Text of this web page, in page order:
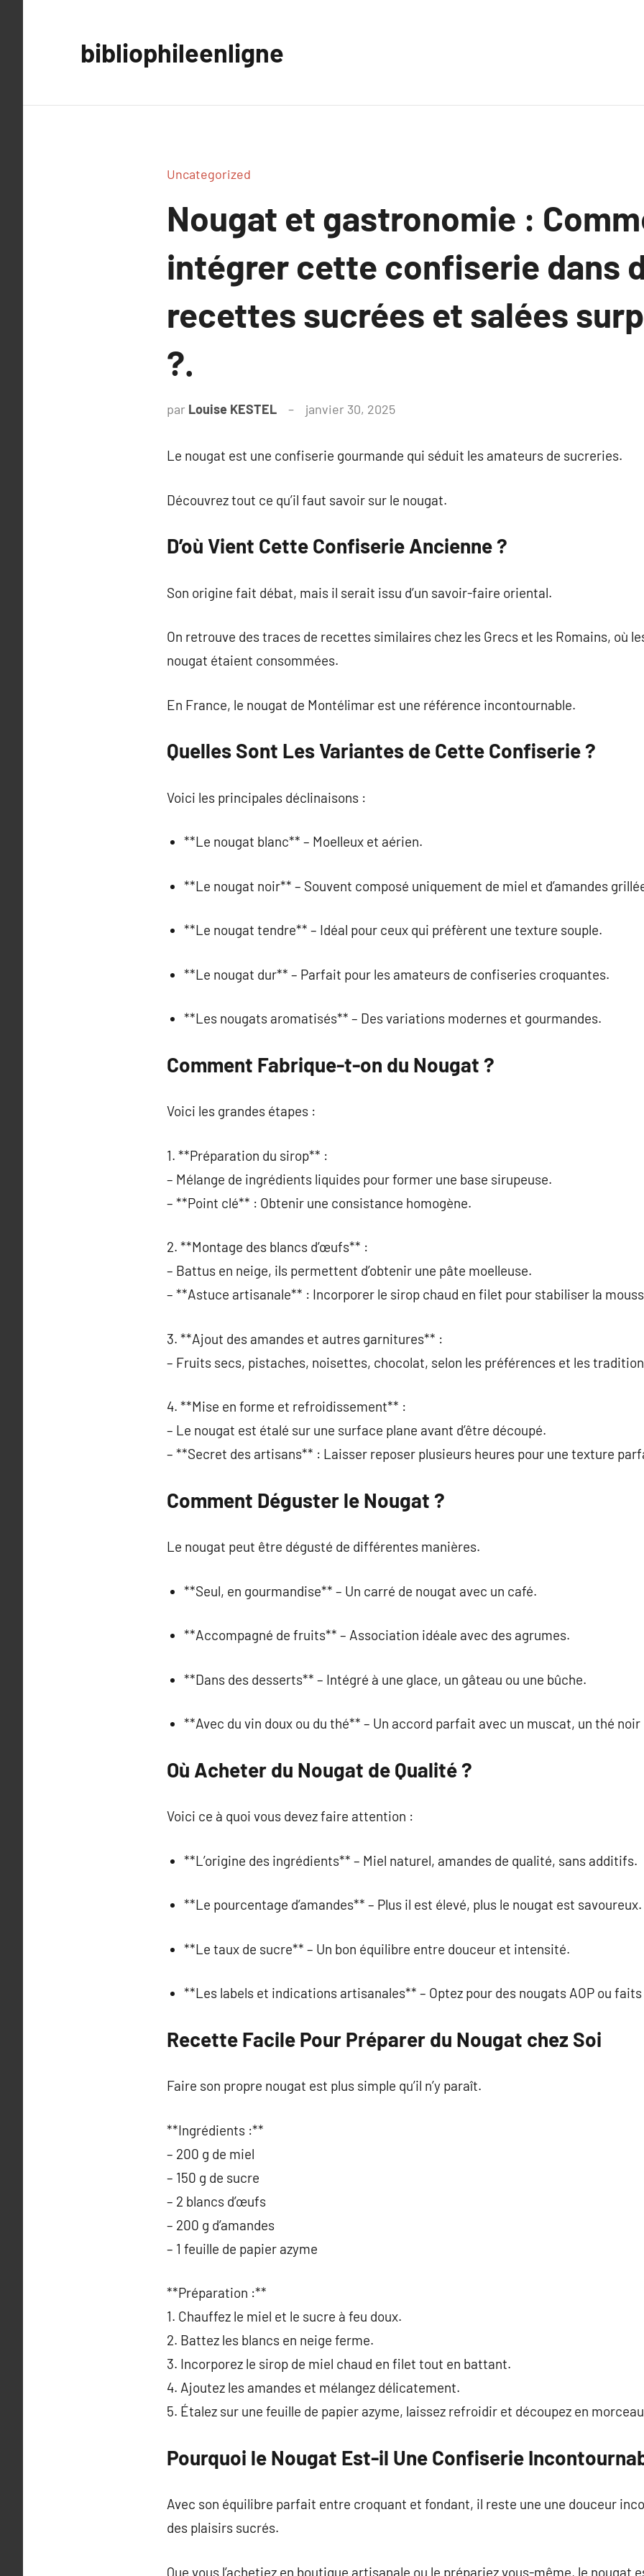
bibliophileenligne
Uncategorized
Nougat et gastronomie :
intégrer cette confiserie dans
recettes sucrées et salées
?.
par Louise KESTEL janvier 30, 2025
Le nougat est une confiserie gourmande qui séduit les amateurs de sucreries.
Découvrez tout ce qu’il faut savoir sur le nougat.
D’où Vient Cette Confiserie Ancienne ?
Son origine fait débat, mais il serait issu d’un savoir-faire oriental.
On retrouve des traces de recettes similaires chez les Grecs et les Romains, où
nougat étaient consommées.
En France, le nougat de Montélimar est une référence incontournable.
Quelles Sont Les Variantes de Cette Confiserie ?
Voici les principales déclinaisons :
**Le nougat blanc** – Moelleux et aérien.
**Le nougat noir** – Souvent composé uniquement de miel et d’amandes
**Le nougat tendre** – Idéal pour ceux qui préfèrent une texture souple.
**Le nougat dur** – Parfait pour les amateurs de confiseries croquantes.
**Les nougats aromatisés** – Des variations modernes et gourmandes.
Comment Fabrique-t-on du Nougat ?
Voici les grandes étapes :
1. **Préparation du sirop** :
– Mélange de ingrédients liquides pour former une base sirupeuse.
– **Point clé** : Obtenir une consistance homogène.
2. **Montage des blancs d’œufs** :
– Battus en neige, ils permettent d’obtenir une pâte moelleuse.
– **Astuce artisanale** : Incorporer le sirop chaud en filet pour stabiliser la
3. **Ajout des amandes et autres garnitures** :
– Fruits secs, pistaches, noisettes, chocolat, selon les préférences et les
4. **Mise en forme et refroidissement** :
– Le nougat est étalé sur une surface plane avant d’être découpé.
– **Secret des artisans** : Laisser reposer plusieurs heures pour une texture
Comment Déguster le Nougat ?
Le nougat peut être dégusté de différentes manières.
**Seul, en gourmandise** – Un carré de nougat avec un café.
**Accompagné de fruits** – Association idéale avec des agrumes.
**Dans des desserts** – Intégré à une glace, un gâteau ou une bûche.
**Avec du vin doux ou du thé** – Un accord parfait avec un muscat, un thé
Où Acheter du Nougat de Qualité ?
Voici ce à quoi vous devez faire attention :
**L’origine des ingrédients** – Miel naturel, amandes de qualité, sans additifs.
**Le pourcentage d’amandes** – Plus il est élevé, plus le nougat est savoureux.
**Le taux de sucre** – Un bon équilibre entre douceur et intensité.
**Les labels et indications artisanales** – Optez pour des nougats AOP ou
Recette Facile Pour Préparer du Nougat chez Soi
Faire son propre nougat est plus simple qu’il n’y paraît.
**Ingrédients :**
– 200 g de miel
– 150 g de sucre
– 2 blancs d’œufs
– 200 g d’amandes
– 1 feuille de papier azyme
**Préparation :**
1. Chauffez le miel et le sucre à feu doux.
2. Battez les blancs en neige ferme.
3. Incorporez le sirop de miel chaud en filet tout en battant.
4. Ajoutez les amandes et mélangez délicatement.
5. Étalez sur une feuille de papier azyme, laissez refroidir et découpez en
Pourquoi le Nougat Est-il Une Confiserie
Avec son équilibre parfait entre croquant et fondant, il reste une une douceur
des plaisirs sucrés.
Que vous l’achetiez en boutique artisanale ou le prépariez vous-même, le nougat